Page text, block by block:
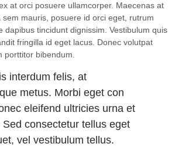
at orci posuere ullamcorper. Maecenas at
sem mauris, posuere id orci eget, rutrum
dapibus tincidunt dignissim. Vestibulum quis
fringilla id eget lacus. Donec volutpat
porttitor bibendum.
interdum felis, at
metus. Morbi eget con
eleifend ultricies urna et
Sed consectetur tellus eget
vel vestibulum tellus.